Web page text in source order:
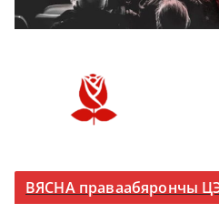
ВЯСНА праваабярончы